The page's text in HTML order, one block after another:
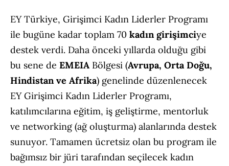
EY Türkiye, Girişimci Kadın Liderler Programı
ile bugüne kadar toplam 70 kadın girişimciye
destek verdi. Daha önceki yıllarda olduğu gibi
bu sene de EMEIA Bölgesi (Avrupa, Orta Doğu,
Hindistan ve Afrika) genelinde düzenlenecek
EY Girişimci Kadın Liderler Programı,
katılımcılarına eğitim, iş geliştirme, mentorluk
ve networking (ağ oluşturma) alanlarında destek
sunuyor. Tamamen ücretsiz olan bu program ile
bağımsız bir jüri tarafından seçilecek kadın